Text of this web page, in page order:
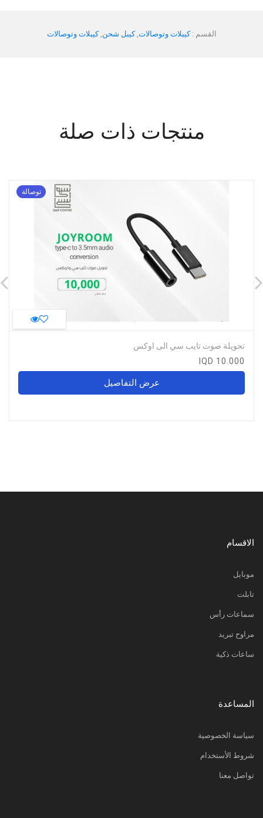
القسم :كيبلات وتوصالات ,كيبل شحن ,كيبلات وتوصالات
منتجات ذات صلة
تحويلة صوت تايب سي الى اوكس
10.000 IQD
عرض التفاصيل
الاقسام
موبايل
تابلت
سماعات رأس
مراوح تبريد
ساعات ذكية
المساعدة
سياسة الخصوصية
شروط الأستخدام
تواصل معنا